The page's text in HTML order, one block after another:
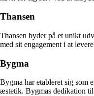
Thansen
Thansen byder på et unikt
med sit engagement i at
Bygma
Bygma har etableret sig som
æstetik. Bygmas dedikation